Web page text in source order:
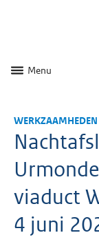
Menu
WERKZAAMHEDEN
viaduct
4 juni